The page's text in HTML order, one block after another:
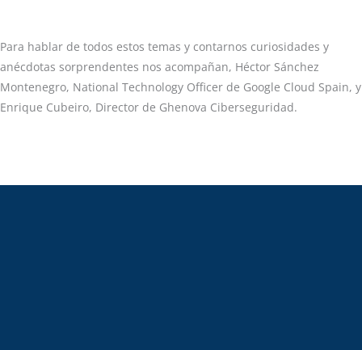
Para hablar de todos estos temas y contarnos curiosidades y
anécdotas sorprendentes nos acompañan, Héctor Sánchez
Montenegro, National Technology Officer de Google Cloud Spain, y
Enrique Cubeiro, Director de Ghenova Ciberseguridad.